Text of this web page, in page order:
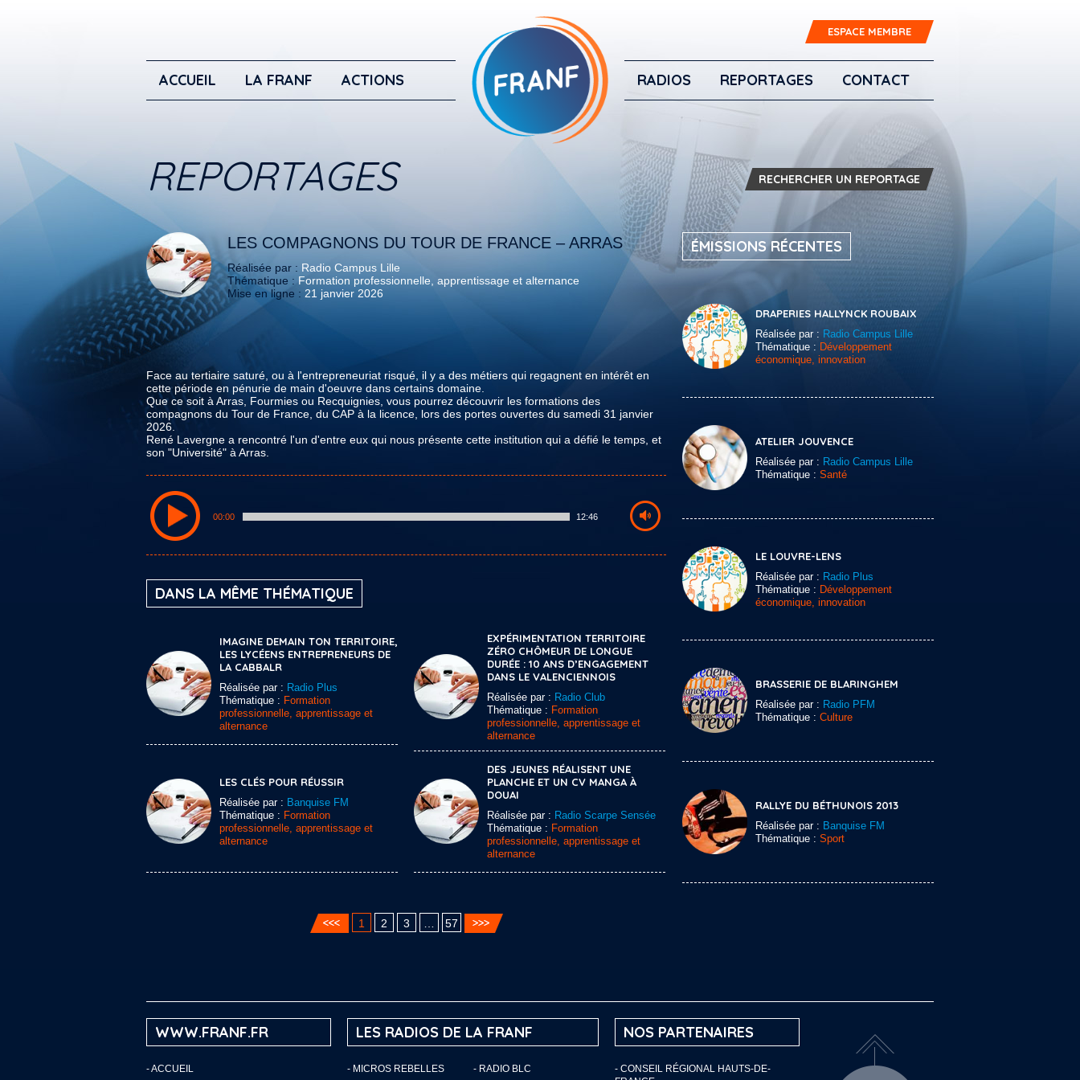
ESPACE MEMBRE
ACCUEIL LA FRANF ACTIONS RADIOS REPORTAGES CONTACT
REPORTAGES RECHERCHER UN REPORTAGE
LES COMPAGNONS DU TOUR DE FRANCE – ARRAS
Réalisée par : Radio Campus Lille
Thématique : Formation professionnelle, apprentissage et alternance
Mise en ligne : 21 janvier 2026
Face au tertiaire saturé, ou à l'entrepreneuriat risqué, il y a des métiers qui regagnent en intérêt en
cette période en pénurie de main d'oeuvre dans certains domaine.
Que ce soit à Arras, Fourmies ou Recquignies, vous pourrez découvrir les formations des
compagnons du Tour de France, du CAP à la licence, lors des portes ouvertes du samedi 31 janvier
2026.
René Lavergne a rencontré l'un d'entre eux qui nous présente cette institution qui a défié le temps, et
son "Université" à Arras.
00:00 12:46
DANS LA MÊME THÉMATIQUE
IMAGINE DEMAIN TON TERRITOIRE,
LES LYCÉENS ENTREPRENEURS DE
LA CABBALR
Réalisée par : Radio Plus
Thématique : Formation
professionnelle, apprentissage et
alternance
EXPÉRIMENTATION TERRITOIRE
ZÉRO CHÔMEUR DE LONGUE
DURÉE : 10 ANS D’ENGAGEMENT
DANS LE VALENCIENNOIS
Réalisée par : Radio Club
Thématique : Formation
professionnelle, apprentissage et
alternance
LES CLÉS POUR RÉUSSIR
Réalisée par : Banquise FM
Thématique : Formation
professionnelle, apprentissage et
alternance
DES JEUNES RÉALISENT UNE
PLANCHE ET UN CV MANGA À
DOUAI
Réalisée par : Radio Scarpe Sensée
Thématique : Formation
professionnelle, apprentissage et
alternance
1 2 3 57
ÉMISSIONS RÉCENTES
DRAPERIES HALLYNCK ROUBAIX
Réalisée par : Radio Campus Lille
Thématique : Développement
économique, innovation
ATELIER JOUVENCE
Réalisée par : Radio Campus Lille
Thématique : Santé
LE LOUVRE-LENS
Réalisée par : Radio Plus
Thématique : Développement
économique, innovation
BRASSERIE DE BLARINGHEM
Réalisée par : Radio PFM
Thématique : Culture
RALLYE DU BÉTHUNOIS 2013
Réalisée par : Banquise FM
Thématique : Sport
WWW.FRANF.FR
-ACCUEIL
LES RADIOS DE LA FRANF
- MICROS REBELLES
- RADIO BLC
NOS PARTENAIRES
- CONSEIL RÉGIONAL HAUTS-DE-